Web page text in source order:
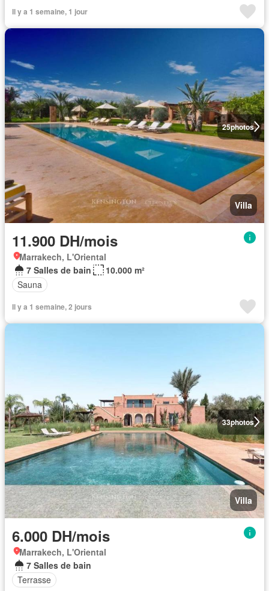
Il y a 1 semaine, 1 jour
25photos
Villa
11.900 DH/mois
Marrakech, L'Oriental
7 Salles de bain
10.000 m²
Sauna
Il y a 1 semaine, 2 jours
33photos
Villa
6.000 DH/mois
Marrakech, L'Oriental
7 Salles de bain
Terrasse